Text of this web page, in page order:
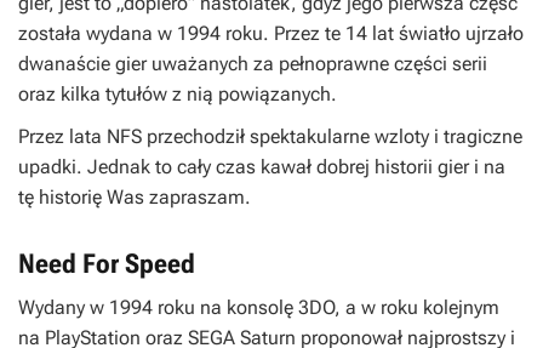
została wydana w 1994 roku. Przez te 14 lat światło ujrzało
dwanaście gier uważanych za pełnoprawne części serii
oraz kilka tytułów z nią powiązanych.
Przez lata NFS przechodził spektakularne wzloty i tragiczne
upadki. Jednak to cały czas kawał dobrej historii gier i na
tę historię Was zapraszam.
Need For Speed
Wydany w 1994 roku na konsolę 3DO, a w roku kolejnym
na PlayStation oraz SEGA Saturn proponował najprostszy i